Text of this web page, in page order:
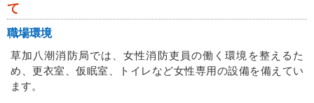
て
職場環境
草加八潮消防局では、女性消防吏員の働く環境を整えるた
め、更衣室、仮眠室、トイレなど女性専用の設備を備えてい
ます。